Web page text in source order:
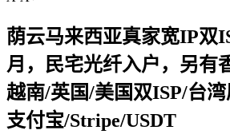
荫云马来西亚真家宽IP双
月，民宅光纤入户，另有
越南/英国/美国双ISP/台
支付宝/Stripe/USDT